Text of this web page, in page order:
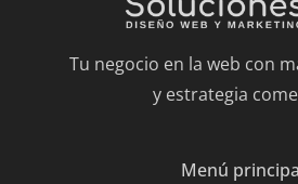
Tu negocio en la web con
y estrategia
Menú